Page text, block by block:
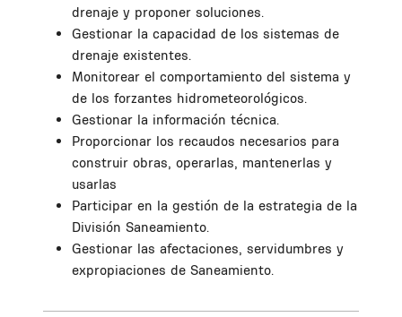
drenaje y proponer soluciones.
Gestionar la capacidad de los sistemas de
drenaje existentes.
Monitorear el comportamiento del sistema y
de los forzantes hidrometeorológicos.
Gestionar la información técnica.
Proporcionar los recaudos necesarios para
construir obras, operarlas, mantenerlas y
usarlas
Participar en la gestión de la estrategia de la
División Saneamiento.
Gestionar las afectaciones, servidumbres y
expropiaciones de Saneamiento.